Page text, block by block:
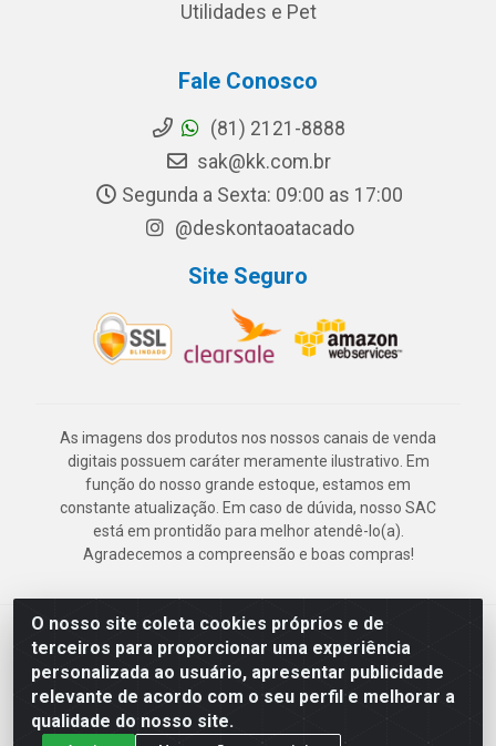
O nosso site coleta cookies próprios e de
terceiros para proporcionar uma experiência
personalizada ao usuário, apresentar publicidade
relevante de acordo com o seu perfil e melhorar a
qualidade do nosso site.
Utilidades e Pet
Fale Conosco
(81) 2121-8888
sak@kk.com.br
Segunda a Sexta: 09:00 as 17:00
@deskontaoatacado
Site Seguro
As imagens dos produtos nos nossos canais de venda
digitais possuem caráter meramente ilustrativo. Em
função do nosso grande estoque, estamos em
constante atualização. Em caso de dúvida, nosso SAC
está em prontidão para melhor atendê-lo(a).
Agradecemos a compreensão e boas compras!
Deskontão Atacado - Av. Marechal Mascarenhas de Morais, 2471 -
Imbiribeira - Recife/PE - CEP 51.150-001 - CNPJ 24.150.377/0003-
57